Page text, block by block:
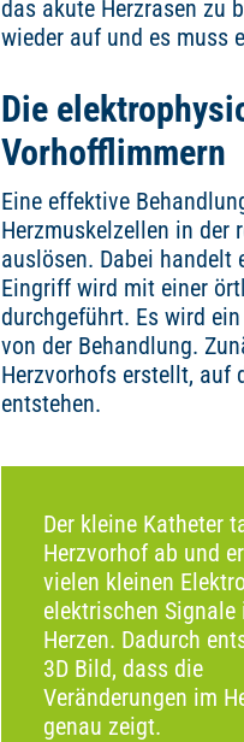
das akute Herzrasen zu
wieder auf und es muss
Die
Vorhofflimmern
Eine effektive
Herzmuskelzellen in der
auslösen. Dabei handelt
Eingriff wird mit einer
durchgeführt. Es wird
von der Behandlung.
Herzvorhofs erstellt, auf
entstehen.
Der kleine Katheter
Herzvorhof ab und
vielen kleinen
elektrischen Signale
Herzen. Dadurch
3D Bild, dass die
Veränderungen im
genau zeigt.